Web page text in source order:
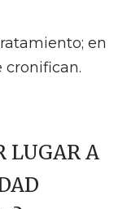
en
cronifican.
LUGAR A